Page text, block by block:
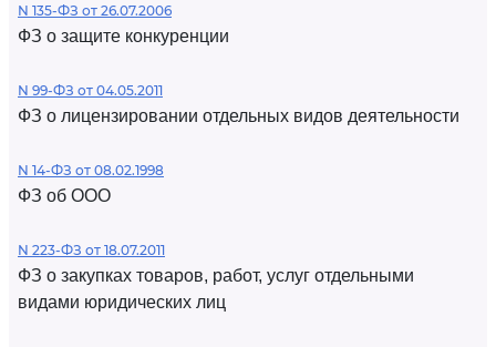
N 135-ФЗ от 26.07.2006
ФЗ о защите конкуренции
N 99-ФЗ от 04.05.2011
ФЗ о лицензировании отдельных видов деятельности
N 14-ФЗ от 08.02.1998
ФЗ об ООО
N 223-ФЗ от 18.07.2011
ФЗ о закупках товаров, работ, услуг отдельными
видами юридических лиц